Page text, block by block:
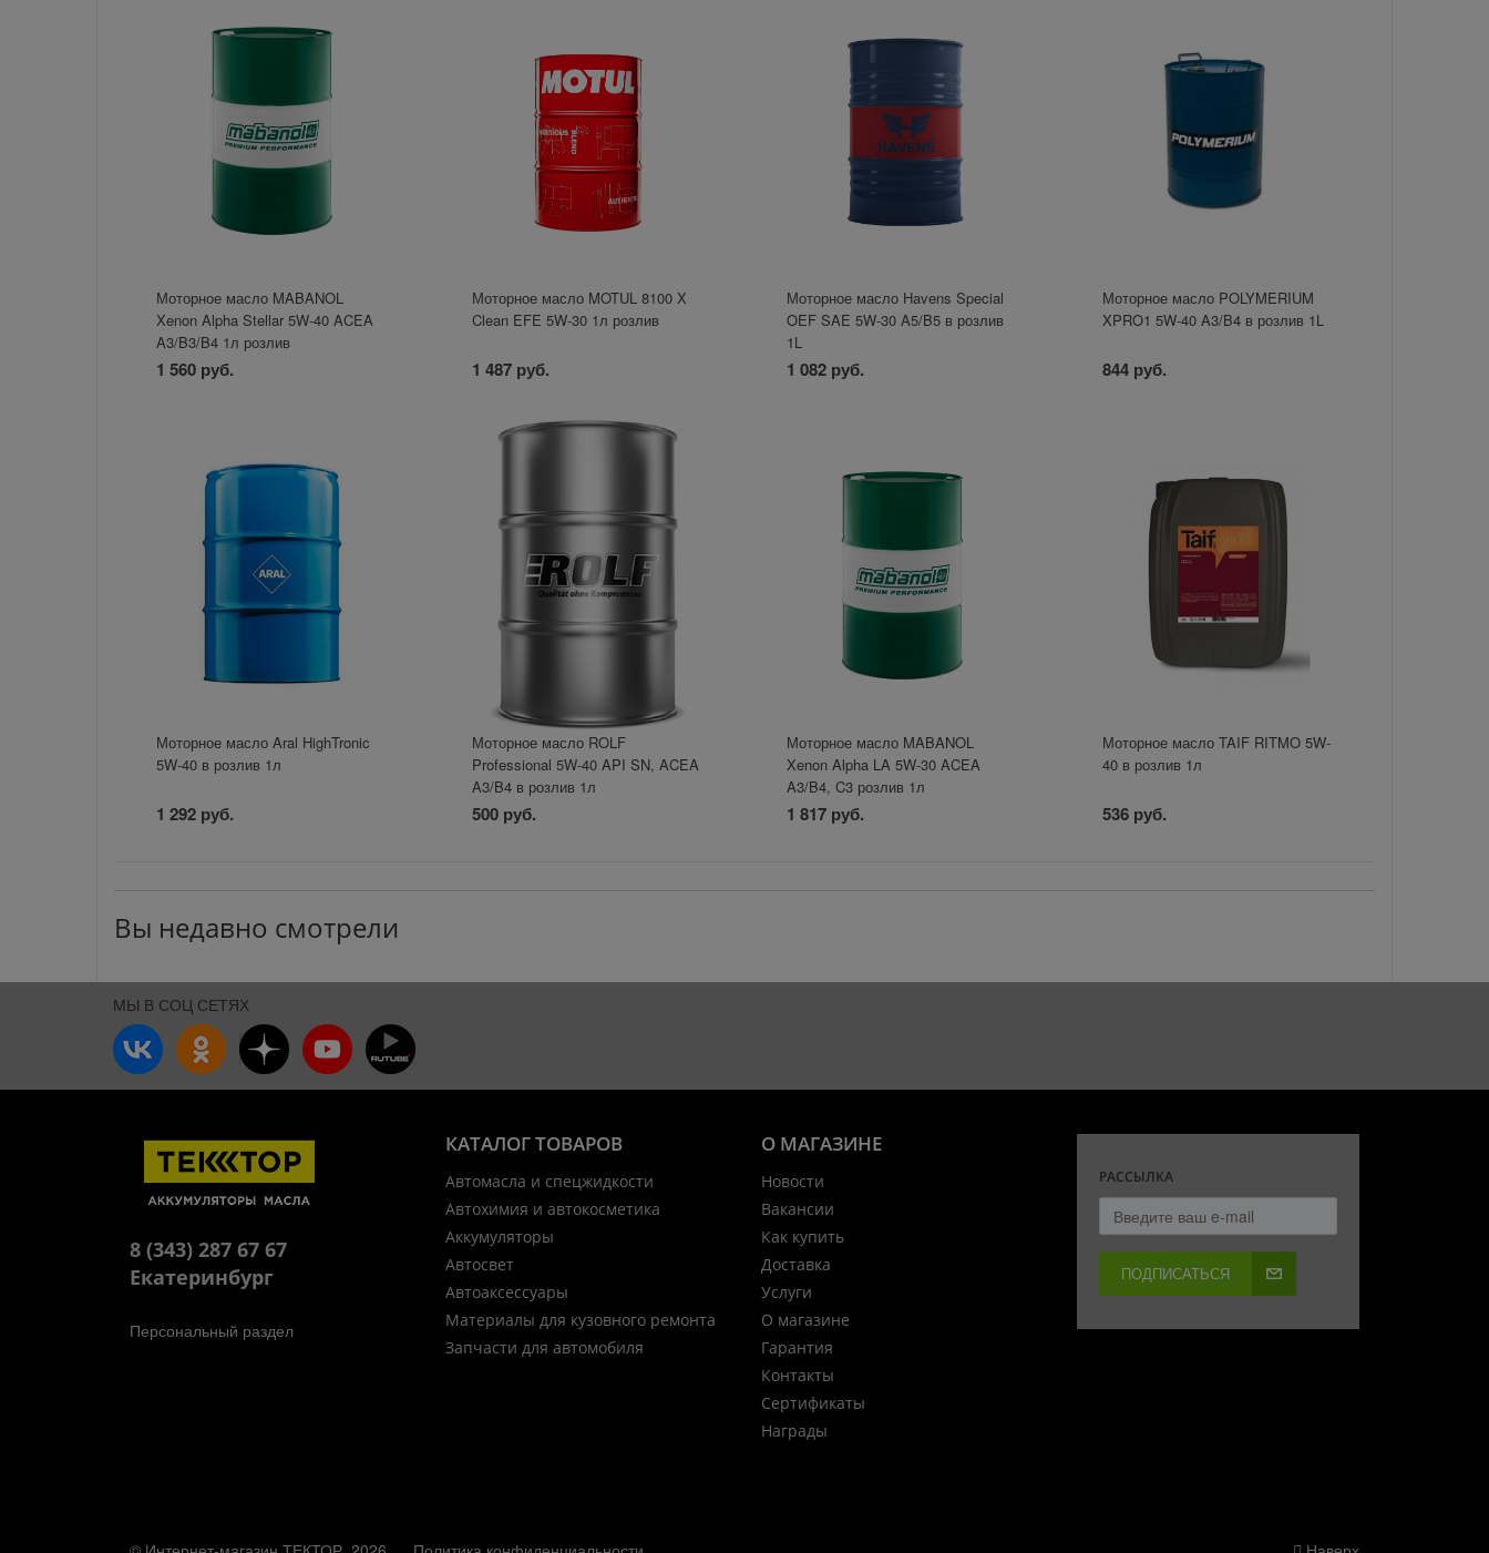
Моторное масло MABANOL
Xenon Alpha Stellar 5W-40 ACEA
A3/B3/B4 1л розлив
1 560 руб.
Моторное масло MOTUL 8100 X
Clean EFE 5W-30 1л розлив
1 487 руб.
Моторное масло Havens Special
OEF SAE 5W-30 A5/B5 в розлив
1L
1 082 руб.
Моторное масло POLYMERIUM
XPRO1 5W-40 A3/B4 в розлив 1L
844 руб.
Моторное масло Aral HighTronic
5W-40 в розлив 1л
1 292 руб.
Моторное масло ROLF
Professional 5W-40 API SN, ACEA
A3/B4 в розлив 1л
500 руб.
Моторное масло MABANOL
Xenon Alpha LA 5W-30 ACEA
A3/B4, C3 розлив 1л
1 817 руб.
Моторное масло TAIF RITMO 5W-
40 в розлив 1л
536 руб.
Вы недавно смотрели
МЫ В СОЦ СЕТЯХ
О МАГАЗИНЕ
Новости
Вакансии
Как купить
Доставка
Услуги
О магазине
Гарантия
Контакты
Сертификаты
Награды
КАТАЛОГ ТОВАРОВ
Автомасла и спецжидкости
Автохимия и автокосметика
Аккумуляторы
Автосвет
Автоаксессуары
Материалы для кузовного ремонта
Запчасти для автомобиля
РАССЫЛКА
ПОДПИСАТЬСЯ
8 (343) 287 67 67
Екатеринбург
Персональный раздел